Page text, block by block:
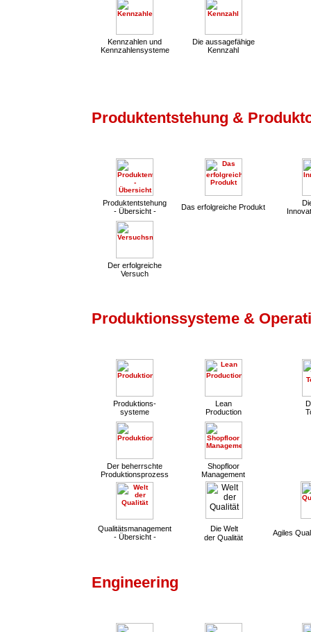
Kennzahlen und
Kennzahlensysteme
Die aussagefähige
Kennzahl
Produktentstehung &
Produktentstehung
- Übersicht -
Das erfolgreiche Produkt
Der erfolgreiche
Versuch
Produktionssysteme &
Produktions-
systeme
Lean
Production
Der beherrschte
Produktionsprozess
Shopfloor
Management
Qualitätsmanagement
- Übersicht -
Die Welt
der Qualität
Agiles
Engineering